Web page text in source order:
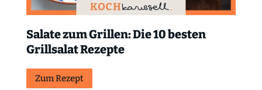
Salate zum Grillen: Die 10 besten
Grillsalat Rezepte
Zum Rezept